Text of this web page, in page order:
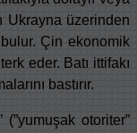
Ukrayna üzerinden
Çin ekonomik
eder. Batı ittifakı
bastırır.
(”yumuşak otoriter”